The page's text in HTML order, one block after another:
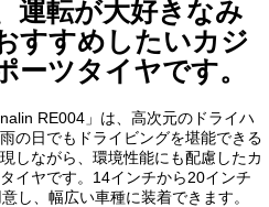
運転が大好きなみ
すすめしたいカジ
ーツタイヤです。
RE004」は、高次元のドライハ
の日でもドライビングを堪能できる
しながら、環境性能にも配慮したカ
イヤです。14インチから20インチ
し、幅広い車種に装着できます。